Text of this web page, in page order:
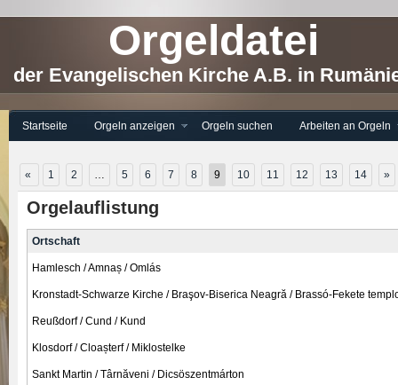
Orgeldatei
der Evangelischen Kirche A.B. in
Startseite Orgeln anzeigen Orgeln suchen Arbeiten an Orgeln
« 1 2 … 5 6 7 8 9 10 11 12 13 14 »
Orgelauflistung
Ortschaft
Hamlesch / Amnaș / Omlás
Kronstadt-Schwarze Kirche / Braşov-Biserica Neagră / Brassó-Fekete
Reußdorf / Cund / Kund
Klosdorf / Cloașterf / Miklostelke
Sankt Martin / Târnăveni / Dicsöszentmárton